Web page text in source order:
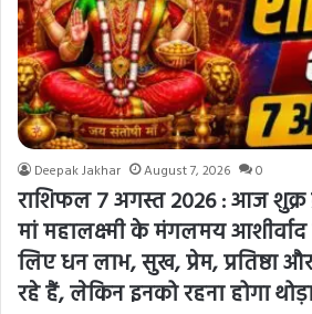
Deepak Jakhar August 7, 2026 0
राशिफल 7 अगस्त 2026 : आज शुक्र
मां महालक्ष्मी के मंगलमय
लिए धन लाभ, सुख, प्रेम, प्रतिष्ठा
रहे हैं, लेकिन इनको रहना होगा